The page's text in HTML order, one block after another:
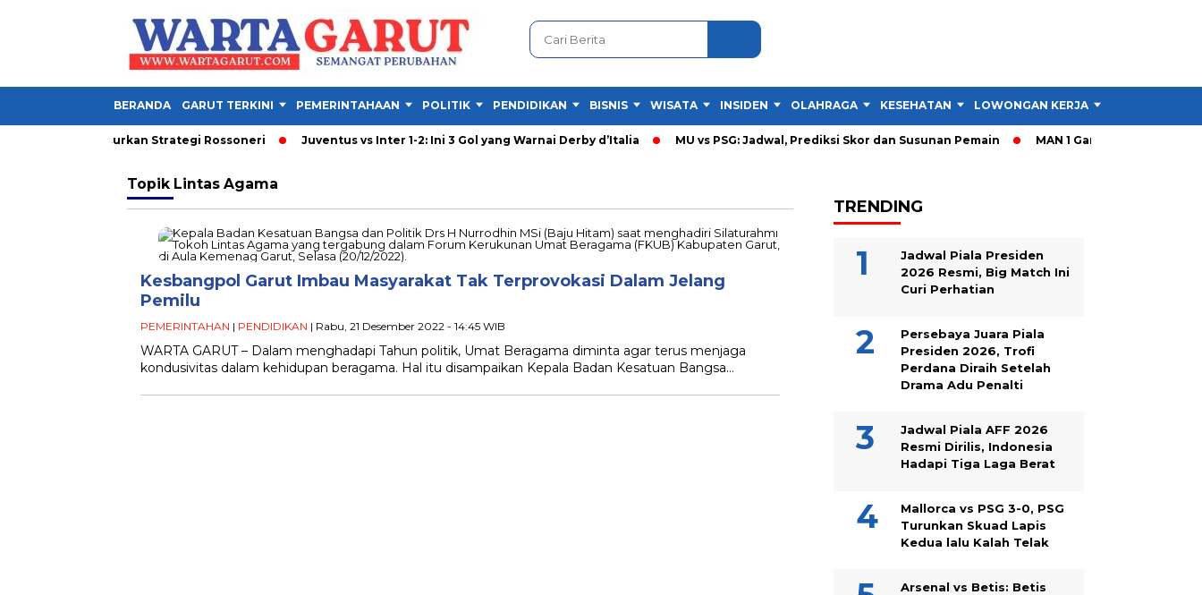
BERANDA GARUT TERKINI PEMERINTAHAAN POLITIK PENDIDIKAN BISNIS WISATA INSIDEN OLAHRAGA KESEHATAN LOWONGAN KERJA
Gol yang Hancurkan Strategi Rossoneri Juventus vs Inter 1-2: Ini 3 Gol yang Warnai Derby d’Italia MU vs PSG: Jadwal, Prediksi Skor dan Susunan Pemain MAN 1 Garut Gelar Cek
Topik Lintas Agama
Kesbangpol Garut Imbau Masyarakat Tak Terprovokasi Dalam Jelang
Pemilu
PEMERINTAHAN | PENDIDIKAN | Rabu, 21 Desember 2022 - 14:45 WIB
WARTA GARUT – Dalam menghadapi Tahun politik, Umat Beragama diminta agar terus menjaga
kondusivitas dalam kehidupan beragama. Hal itu disampaikan Kepala Badan Kesatuan Bangsa…
TRENDING
Jadwal Piala Presiden
2026 Resmi, Big Match Ini
Curi Perhatian
Persebaya Juara Piala
Presiden 2026, Trofi
Perdana Diraih Setelah
Drama Adu Penalti
Jadwal Piala AFF 2026
Resmi Dirilis, Indonesia
Hadapi Tiga Laga Berat
Mallorca vs PSG 3-0, PSG
Turunkan Skuad Lapis
Kedua lalu Kalah Telak
Arsenal vs Betis: Betis